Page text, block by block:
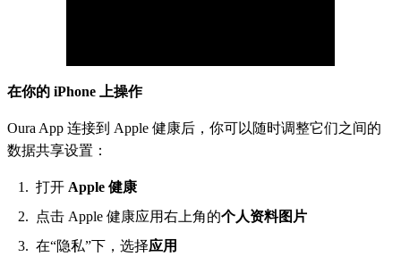
在你的 iPhone 上操作
Oura App 连接到 Apple 健康后，你可以随时调整它们之间的
数据共享设置：
打开 Apple 健康
点击 Apple 健康应用右上角的个人资料图片
在“隐私”下，选择应用